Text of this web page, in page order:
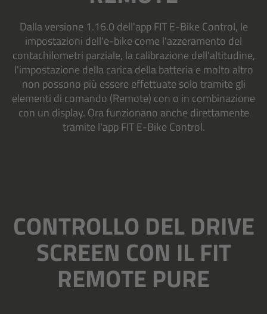
Dalla versione 1.16.0 dell'app FIT E-Bike Control, le
impostazioni dell'e-bike come l'azzeramento del
contachilometri parziale, la calibrazione dell'altitudine,
l'impostazione della carica della batteria e molto altro
non possono più essere effettuate solo tramite gli
elementi di comando (Remote) con o in combinazione
con un display. Ora funzionano anche direttamente
tramite l'app FIT E-Bike Control.
CONTROLLO DEL DRIVE
SCREEN CON IL FIT
REMOTE PURE